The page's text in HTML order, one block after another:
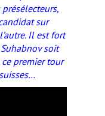
sur
Il est fort
soit
premier tour